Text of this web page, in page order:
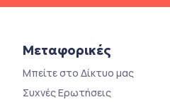
Μεταφορικές
Μπείτε στο Δίκτυο μας
Συχνές Ερωτήσεις